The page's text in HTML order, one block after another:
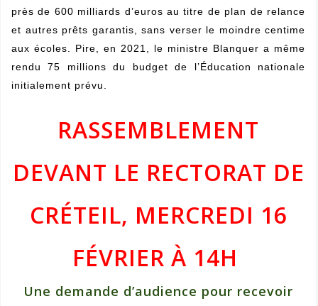
près de 600 milliards d’euros au titre de plan de relance
et autres prêts garantis, sans verser le moindre centime
aux écoles. Pire, en 2021, le ministre Blanquer a même
rendu 75 millions du budget de l’Éducation nationale
initialement prévu.
RASSEMBLEMENT
DEVANT LE RECTORAT DE
CRÉTEIL, MERCREDI 16
FÉVRIER À 14H
Une demande d’audience pour recevoir